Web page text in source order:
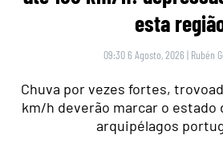
esta
09:30 6 Agosto, 2026 | Rubén
Chuva por vezes fortes,
km/h deverão marcar o estado
arquipélagos